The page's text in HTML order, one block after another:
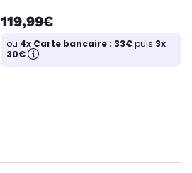
119,99€
ou 4x Carte bancaire : 33€puis 3x
30€